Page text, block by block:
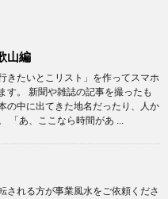
山編
きたいとこリスト」を作ってスマホ
す。 新聞や雑誌の記事を撮ったも
の中に出てきた地名だったり、人か
「あ、ここなら時間があ ...
される方が事業風水をご依頼くださ